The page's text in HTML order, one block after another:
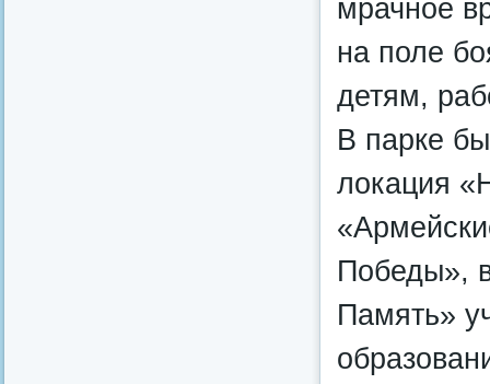
мрачное
на поле
детям,
В парке
локация
Победы»,
Память»